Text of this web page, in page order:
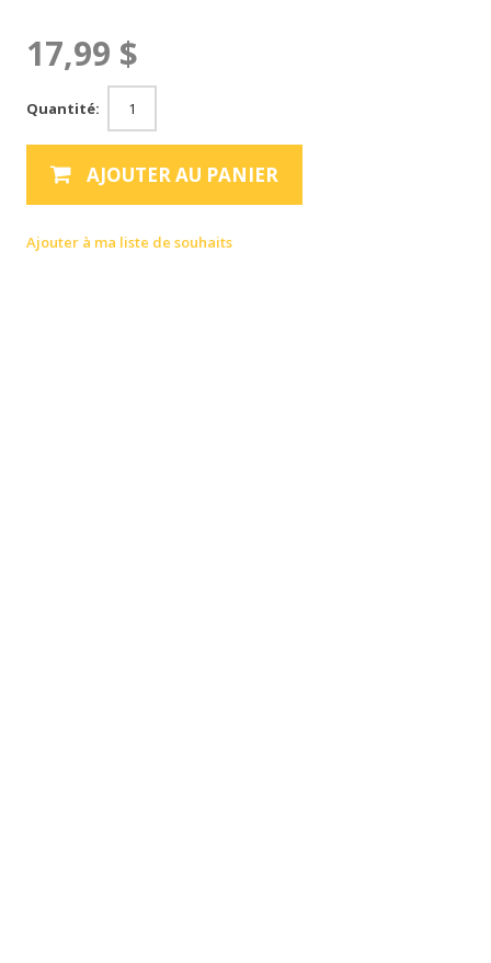
17,99 $
Quantité:
AJOUTER AU PANIER
Ajouter à ma liste de souhaits